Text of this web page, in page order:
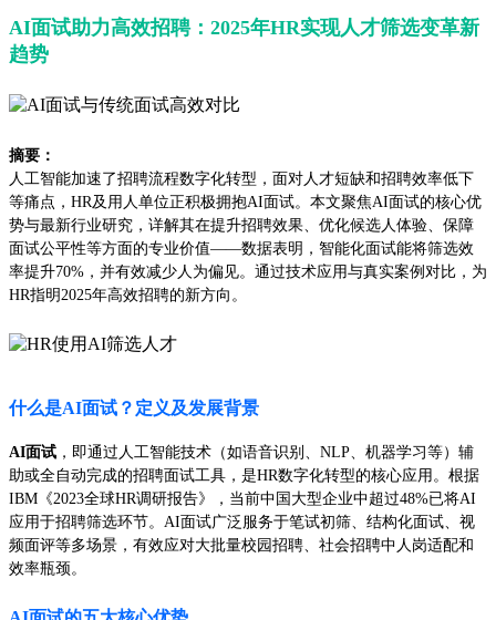
AI面试助力高效招聘：2025年HR实现人才筛选变革新
趋势
摘要：
人工智能加速了招聘流程数字化转型，面对人才短缺和招聘效率低下
等痛点，HR及用人单位正积极拥抱AI面试。本文聚焦AI面试的核心优
势与最新行业研究，详解其在提升招聘效果、优化候选人体验、保障
面试公平性等方面的专业价值——数据表明，智能化面试能将筛选效
率提升70%，并有效减少人为偏见。通过技术应用与真实案例对比，为
HR指明2025年高效招聘的新方向。
什么是AI面试？定义及发展背景
AI面试 ，即通过人工智能技术（如语音识别、NLP、机器学习等）辅
助或全自动完成的招聘面试工具，是HR数字化转型的核心应用。根据
IBM《2023全球HR调研报告》，当前中国大型企业中超过48%已将AI
应用于招聘筛选环节。AI面试广泛服务于笔试初筛、结构化面试、视
频面评等多场景，有效应对大批量校园招聘、社会招聘中人岗适配和
效率瓶颈。